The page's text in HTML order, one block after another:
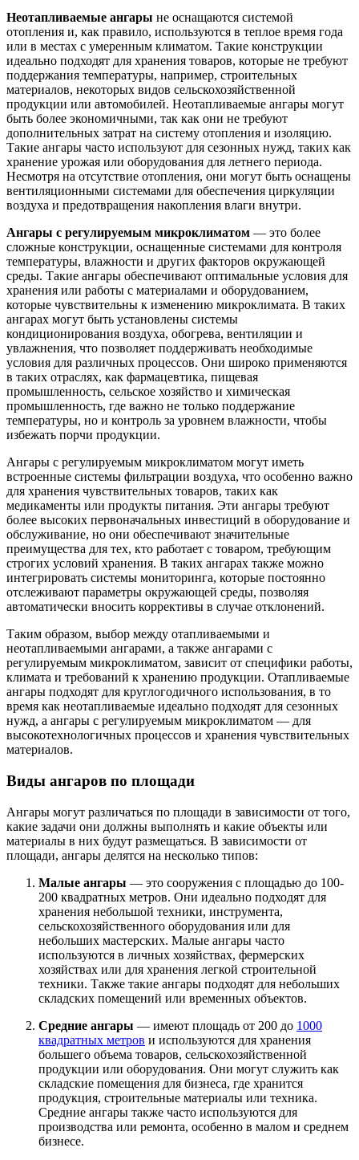
Неотапливаемые ангары не оснащаются системой
отопления и, как правило, используются в теплое время года
или в местах с умеренным климатом. Такие конструкции
идеально подходят для хранения товаров, которые не требуют
поддержания температуры, например, строительных
материалов, некоторых видов сельскохозяйственной
продукции или автомобилей. Неотапливаемые ангары могут
быть более экономичными, так как они не требуют
дополнительных затрат на систему отопления и изоляцию.
Такие ангары часто используют для сезонных нужд, таких как
хранение урожая или оборудования для летнего периода.
Несмотря на отсутствие отопления, они могут быть оснащены
вентиляционными системами для обеспечения циркуляции
воздуха и предотвращения накопления влаги внутри.
Ангары с регулируемым микроклиматом — это более
сложные конструкции, оснащенные системами для контроля
температуры, влажности и других факторов окружающей
среды. Такие ангары обеспечивают оптимальные условия для
хранения или работы с материалами и оборудованием,
которые чувствительны к изменению микроклимата. В таких
ангарах могут быть установлены системы
кондиционирования воздуха, обогрева, вентиляции и
увлажнения, что позволяет поддерживать необходимые
условия для различных процессов. Они широко применяются
в таких отраслях, как фармацевтика, пищевая
промышленность, сельское хозяйство и химическая
промышленность, где важно не только поддержание
температуры, но и контроль за уровнем влажности, чтобы
избежать порчи продукции.
Ангары с регулируемым микроклиматом могут иметь
встроенные системы фильтрации воздуха, что особенно важно
для хранения чувствительных товаров, таких как
медикаменты или продукты питания. Эти ангары требуют
более высоких первоначальных инвестиций в оборудование и
обслуживание, но они обеспечивают значительные
преимущества для тех, кто работает с товаром, требующим
строгих условий хранения. В таких ангарах также можно
интегрировать системы мониторинга, которые постоянно
отслеживают параметры окружающей среды, позволяя
автоматически вносить коррективы в случае отклонений.
Таким образом, выбор между отапливаемыми и
неотапливаемыми ангарами, а также ангарами с
регулируемым микроклиматом, зависит от специфики работы,
климата и требований к хранению продукции. Отапливаемые
ангары подходят для круглогодичного использования, в то
время как неотапливаемые идеально подходят для сезонных
нужд, а ангары с регулируемым микроклиматом — для
высокотехнологичных процессов и хранения чувствительных
материалов.
Виды ангаров по площади
Ангары могут различаться по площади в зависимости от того,
какие задачи они должны выполнять и какие объекты или
материалы в них будут размещаться. В зависимости от
площади, ангары делятся на несколько типов:
Малые ангары — это сооружения с площадью до 100-
200 квадратных метров. Они идеально подходят для
хранения небольшой техники, инструмента,
сельскохозяйственного оборудования или для
небольших мастерских. Малые ангары часто
используются в личных хозяйствах, фермерских
хозяйствах или для хранения легкой строительной
техники. Также такие ангары подходят для небольших
складских помещений или временных объектов.
Средние ангары — имеют площадь от 200 до 1000
квадратных метров и используются для хранения
большего объема товаров, сельскохозяйственной
продукции или оборудования. Они могут служить как
складские помещения для бизнеса, где хранится
продукция, строительные материалы или техника.
Средние ангары также часто используются для
производства или ремонта, особенно в малом и среднем
бизнесе.